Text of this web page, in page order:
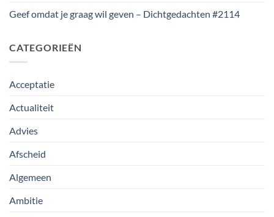
Geef omdat je graag wil geven – Dichtgedachten #2114
CATEGORIEËN
Acceptatie
Actualiteit
Advies
Afscheid
Algemeen
Ambitie